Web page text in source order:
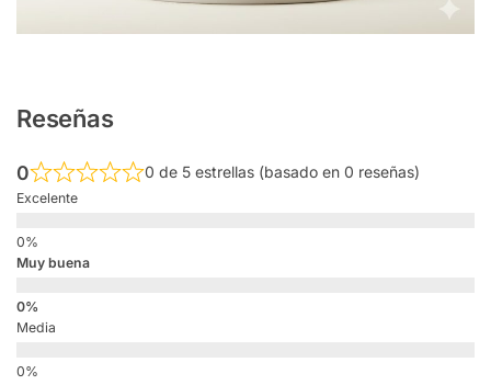
Reseñas
0 0 de 5 estrellas (basado en 0 reseñas)
Excelente
Muy buena
Media